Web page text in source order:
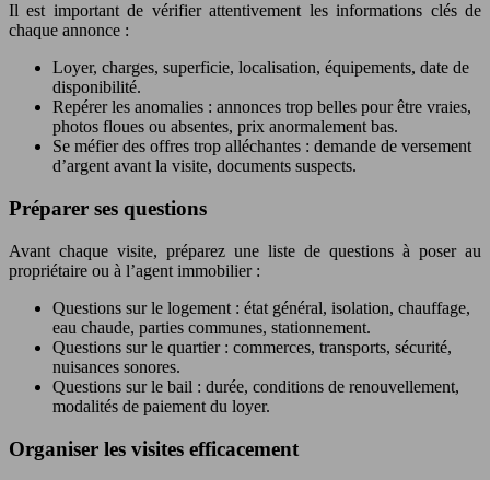
Il est important de vérifier attentivement les informations clés de
chaque annonce :
Loyer, charges, superficie, localisation, équipements, date de
disponibilité.
Repérer les anomalies : annonces trop belles pour être vraies,
photos floues ou absentes, prix anormalement bas.
Se méfier des offres trop alléchantes : demande de versement
d’argent avant la visite, documents suspects.
Préparer ses questions
Avant chaque visite, préparez une liste de questions à poser au
propriétaire ou à l’agent immobilier :
Questions sur le logement : état général, isolation, chauffage,
eau chaude, parties communes, stationnement.
Questions sur le quartier : commerces, transports, sécurité,
nuisances sonores.
Questions sur le bail : durée, conditions de renouvellement,
modalités de paiement du loyer.
Organiser les visites efficacement